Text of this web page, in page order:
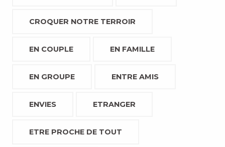
CROQUER NOTRE TERROIR
EN COUPLE EN FAMILLE
EN GROUPE ENTRE AMIS
ENVIES ETRANGER
ETRE PROCHE DE TOUT